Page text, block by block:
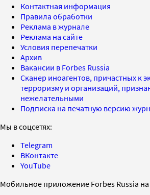
Контактная информация
Правила обработки
Реклама в журнале
Реклама на сайте
Условия перепечатки
Архив
Вакансии в Forbes Russia
Сканер иноагентов, причастных к
терроризму и организаций,
нежелательными
Подписка на печатную версию
Мы в соцсетях:
Telegram
ВКонтакте
YouTube
Мобильное приложение Forbes Russia